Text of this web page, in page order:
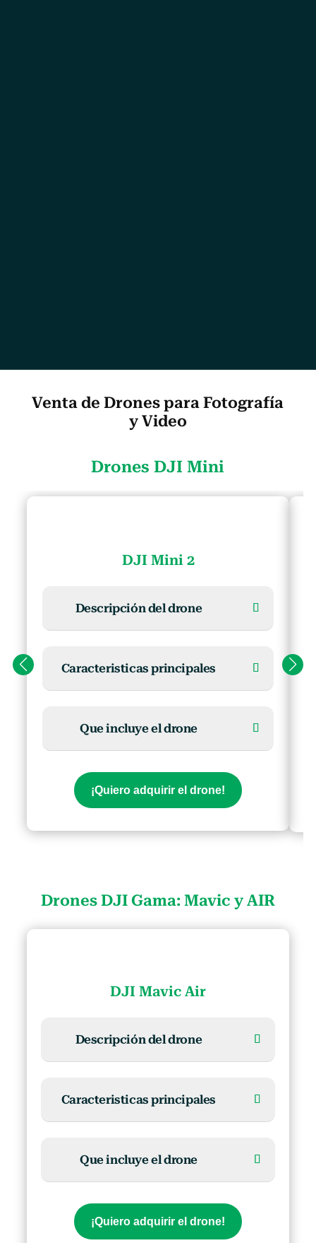
Venta de Drones para Fotografía
y Video
Drones DJI Mini
DJI Mini 2
Descripción del drone
Caracteristicas principales
Que incluye el drone
¡Quiero adquirir el drone!
Drones DJI Gama: Mavic y AIR
DJI Mavic Air
Descripción del drone
Caracteristicas principales
Que incluye el drone
¡Quiero adquirir el drone!